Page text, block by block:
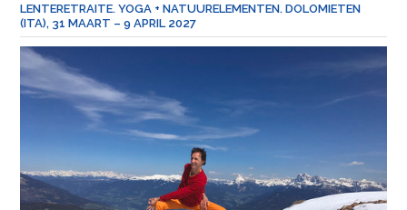
LENTERETRAITE. YOGA + NATUURELEMENTEN. DOLOMIETEN
(ITA), 31 MAART – 9 APRIL 2027